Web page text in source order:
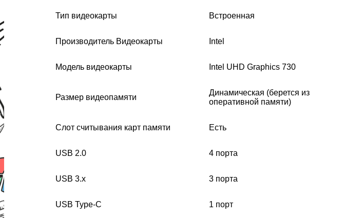
Тип видеокарты Встроенная
Производитель Видеокарты Intel
Модель видеокарты Intel UHD Graphics 730
Размер видеопамяти
Динамическая (берется из
оперативной памяти)
Слот считывания карт памяти Есть
USB 2.0 4 порта
USB 3.x 3 порта
USB Type-C 1 порт